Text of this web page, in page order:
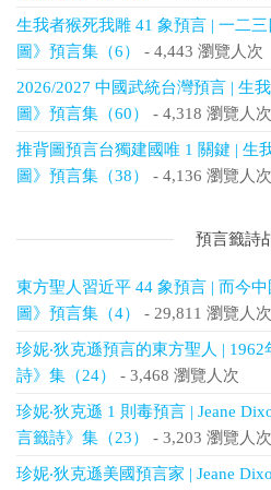
生我者猴死我雕 41 象預言 | 一二
圖》預言集（6）
- 4,443 瀏覽人次
2026/2027 中國武統台灣預言 | 生
圖》預言集（60）
- 4,318 瀏覽人次
推背圖預言台獨建國唯 1 關鍵 | 生
圖》預言集（38）
- 4,136 瀏覽人次
預言籤詩
東方聖人習近平 44 象預言 | 而今
圖》預言集（4）
- 29,811 瀏覽人次
珍妮‧狄克遜預言的東方聖人 |
詩》集（24）
- 3,468 瀏覽人次
珍妮‧狄克遜 1 則毒預言 | Jeane
言籤詩》集（23）
- 3,203 瀏覽人次
珍妮‧狄克遜美國預言家 | Jeane